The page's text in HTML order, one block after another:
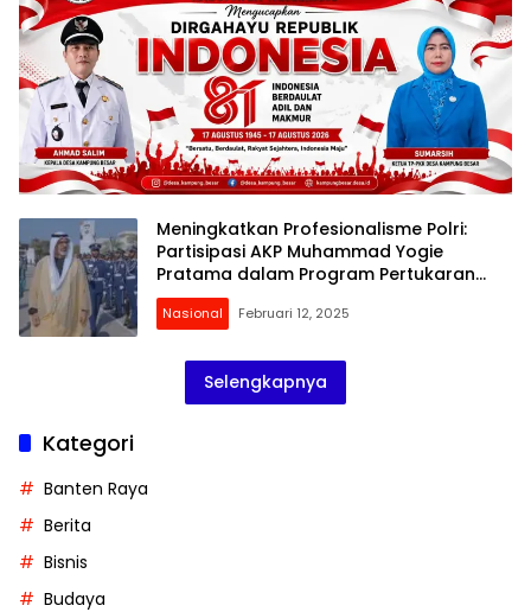
Meningkatkan Profesionalisme Polri:
Partisipasi AKP Muhammad Yogie
Pratama dalam Program Pertukaran
Akademi Polisi di UEA
Nasional Februari 12, 2025
Selengkapnya
Kategori
Banten Raya
Berita
Bisnis
Budaya